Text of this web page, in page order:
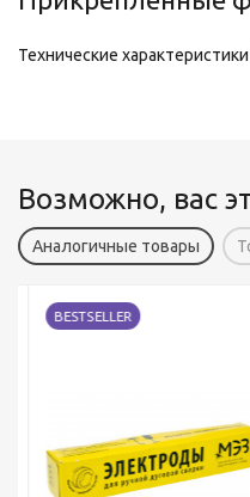
Технические
Возможно, вас
Аналогичные товары
BESTSELLER